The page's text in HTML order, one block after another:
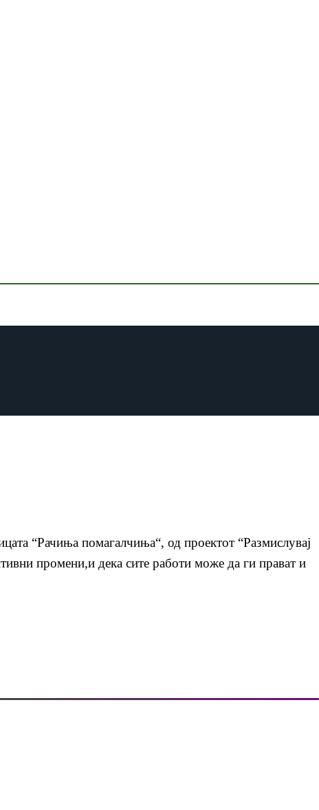
“Рачиња помагалчиња“, од проектот “Размислувај
промени,и дека сите работи може да ги прават и